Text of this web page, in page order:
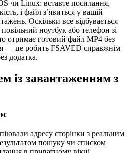
чи Linux: вставте посилання,
і файл з’явиться у вашій
Оскільки все відбувається
повільний ноутбук або телефон зі
отримає готовий файл MP4 без
— це робить FSAVED справжнім
додатка.
із завантаженням з
адресу сторінки з реальним
пошуку чи списком